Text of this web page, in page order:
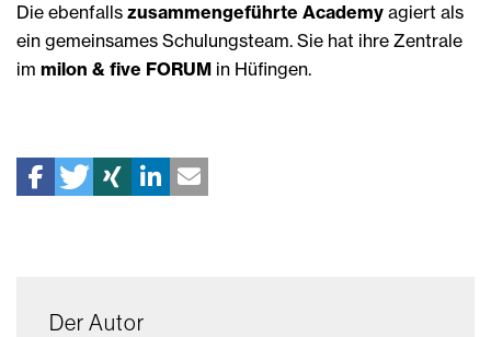
Die ebenfalls zusammengeführte Academy agiert als
ein gemeinsames Schulungsteam. Sie hat ihre Zentrale
im milon & five FORUM in Hüfingen.
Der Autor